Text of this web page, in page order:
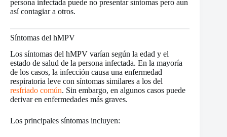
persona infectada puede no presentar síntomas pero aun
así contagiar a otros.
Síntomas del hMPV
Los síntomas del hMPV varían según la edad y el
estado de salud de la persona infectada. En la mayoría
de los casos, la infección causa una enfermedad
respiratoria leve con síntomas similares a los del
resfriado común. Sin embargo, en algunos casos puede
derivar en enfermedades más graves.
Los principales síntomas incluyen: